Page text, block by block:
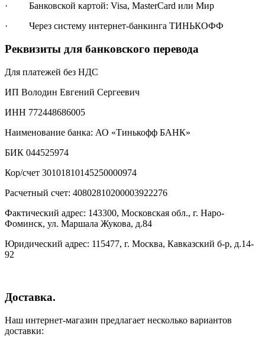
· Банковской картой: Visa, MasterCard или Мир
· Через систему интернет-банкинга ТИНЬКОФФ
Реквизиты для банковского перевода
Для платежей без НДС
ИП Володин Евгений Сергеевич
ИНН 772448686005
Наименование банка: АО «Тинькофф БАНК»
БИК 044525974
Кор/счет 30101810145250000974
Расчетный счет: 40802810200003922276
Фактический адрес: 143300, Московская обл., г. Наро-
Фоминск, ул. Маршала Жукова, д.84
Юридический адрес: 115477, г. Москва, Кавказский б-р, д.14-
92
Доставка.
Наш интернет-магазин предлагает несколько вариантов
доставки: